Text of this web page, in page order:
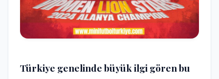
Türkiye genelinde büyük ilgi gören bu